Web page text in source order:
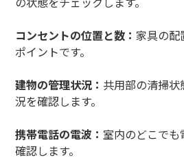
コンセントの位置と数：家具の配
ポイントです。
建物の管理状況： 共用部の清掃
況を確認します。
携帯電話の電波：室内のどこで
確認します。